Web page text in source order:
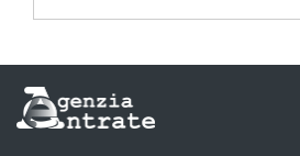
Informazioni
sul